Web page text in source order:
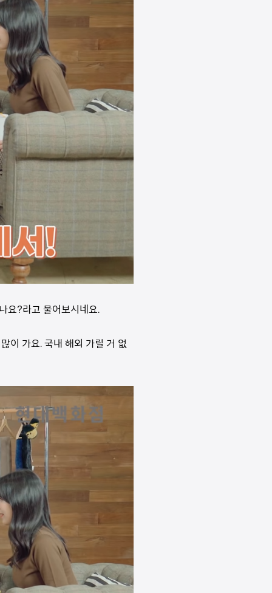
요?라고 물어보시네요.
이 가요. 국내 해외 가릴 거 없